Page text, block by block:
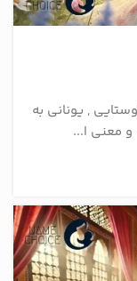
, یونانی به
معنی ا...